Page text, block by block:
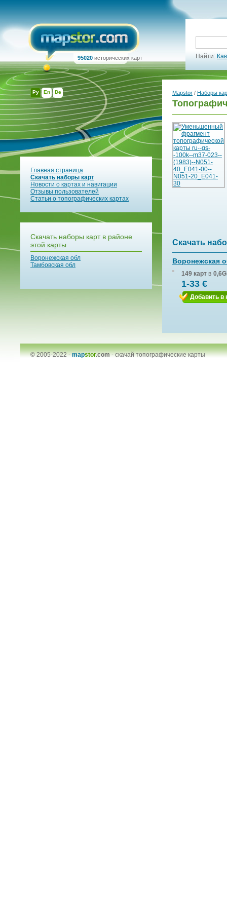
Ру En De
95020 исторических карт Найти:
Главная страница
Скачать наборы карт
Новости о картах и навигации
Отзывы пользователей
Статьи о топографических картах
Скачать наборы карт в районе
этой карты
Воронежская обл
Тамбовская обл
Mapstor / Наборы
Скачать
Воронежская
149 карт в
1-33 €
Добавить в
© 2005-2022 -mapstor.com-скачай топографические карты